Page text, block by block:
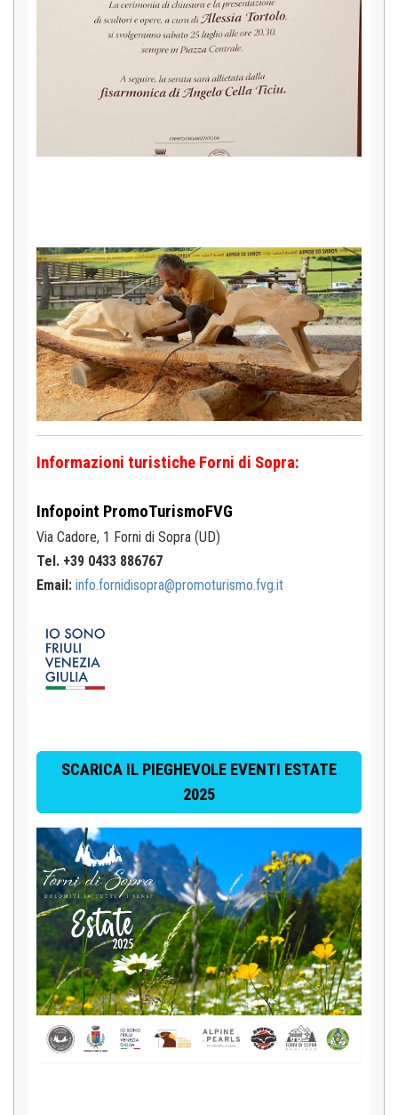
Informazioni turistiche Forni di Sopra:
Infopoint PromoTurismoFVG
Via Cadore, 1 Forni di Sopra (UD)
Tel. +39 0433 886767
Email: info.fornidisopra@promoturismo.fvg.it
SCARICA IL PIEGHEVOLE EVENTI ESTATE
2025